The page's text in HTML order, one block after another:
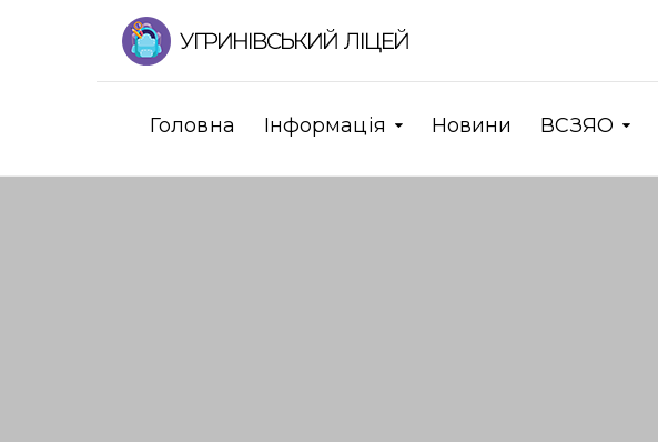
Головна Інформація Новини ВСЗЯО